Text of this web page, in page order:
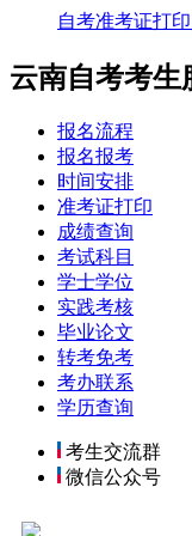
自考准考证打
云南自考考生
报名流程
报名报考
时间安排
准考证打印
成绩查询
考试科目
学士学位
实践考核
毕业论文
转考免考
考办联系
学历查询
考生交流群
微信公众号